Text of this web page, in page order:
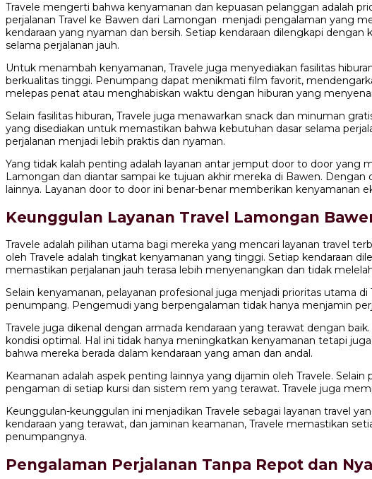
Travele mengerti bahwa kenyamanan dan kepuasan pelanggan adalah
perjalanan Travel ke Bawen dari Lamongan menjadi pengalaman yang
kendaraan yang nyaman dan bersih. Setiap kendaraan dilengkapi
selama perjalanan jauh.
Untuk menambah kenyamanan, Travele juga menyediakan fasilitas
berkualitas tinggi. Penumpang dapat menikmati film favorit,
melepas penat atau menghabiskan waktu dengan hiburan yang
Selain fasilitas hiburan, Travele juga menawarkan snack dan minuman
yang disediakan untuk memastikan bahwa kebutuhan dasar selama
perjalanan menjadi lebih praktis dan nyaman.
Yang tidak kalah penting adalah layanan antar jemput door to door yang
Lamongan dan diantar sampai ke tujuan akhir mereka di Bawen.
lainnya. Layanan door to door ini benar-benar memberikan kenyamanan
Keunggulan Layanan Travel Lamongan
Travele adalah pilihan utama bagi mereka yang mencari layanan travel
oleh Travele adalah tingkat kenyamanan yang tinggi. Setiap kendaraan
memastikan perjalanan jauh terasa lebih menyenangkan dan tidak
Selain kenyamanan, pelayanan profesional juga menjadi prioritas utama
penumpang. Pengemudi yang berpengalaman tidak hanya menjamin
Travele juga dikenal dengan armada kendaraan yang terawat dengan
kondisi optimal. Hal ini tidak hanya meningkatkan kenyamanan tetapi
bahwa mereka berada dalam kendaraan yang aman dan andal.
Keamanan adalah aspek penting lainnya yang dijamin oleh Travele.
pengaman di setiap kursi dan sistem rem yang terawat. Travele juga
Keunggulan-keunggulan ini menjadikan Travele sebagai layanan travel
kendaraan yang terawat, dan jaminan keamanan, Travele memastikan
penumpangnya.
Pengalaman Perjalanan Tanpa Repot dan